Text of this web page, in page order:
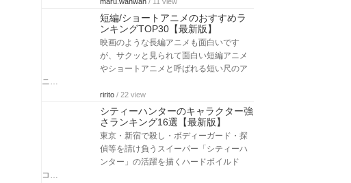
短編/ショートアニメのおすすめラ
ンキングTOP30【最新版】
映画のような長編アニメも面白いです
が、サクッと見られて面白い短編アニメ
やショートアニメと呼ばれる短い尺のア
ニ…
ririto / 22 view
シティーハンターのキャラクター強
さランキング16選【最新版】
東京・新宿で殺し・ボディーガード・探
偵等を請け負うスイーパー「シティーハ
ンター」の活躍を描くハードボイルド
コ…